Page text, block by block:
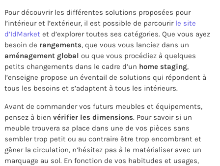
Pour découvrir les différentes solutions proposées pour
l’intérieur et l’extérieur, il est possible de parcourir le site
d’IdMarket et d’explorer toutes ses catégories. Que vous ayez
besoin de rangements, que vous vous lanciez dans un
aménagement global ou que vous procédiez à quelques
petits changements dans le cadre d’un home staging,
l’enseigne propose un éventail de solutions qui répondent à
tous les besoins et s’adaptent à tous les intérieurs.
Avant de commander vos futurs meubles et équipements,
pensez à bien vérifier les dimensions. Pour savoir si un
meuble trouvera sa place dans une de vos pièces sans
sembler trop petit ou au contraire être trop encombrant et
gêner la circulation, n’hésitez pas à le matérialiser avec un
marquage au sol. En fonction de vos habitudes et usages,